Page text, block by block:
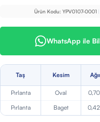
Ürün Kodu: YPV0107-0001 |
WhatsApp ile
Taş Kesim
Pırlanta Oval
Pırlanta
Baget